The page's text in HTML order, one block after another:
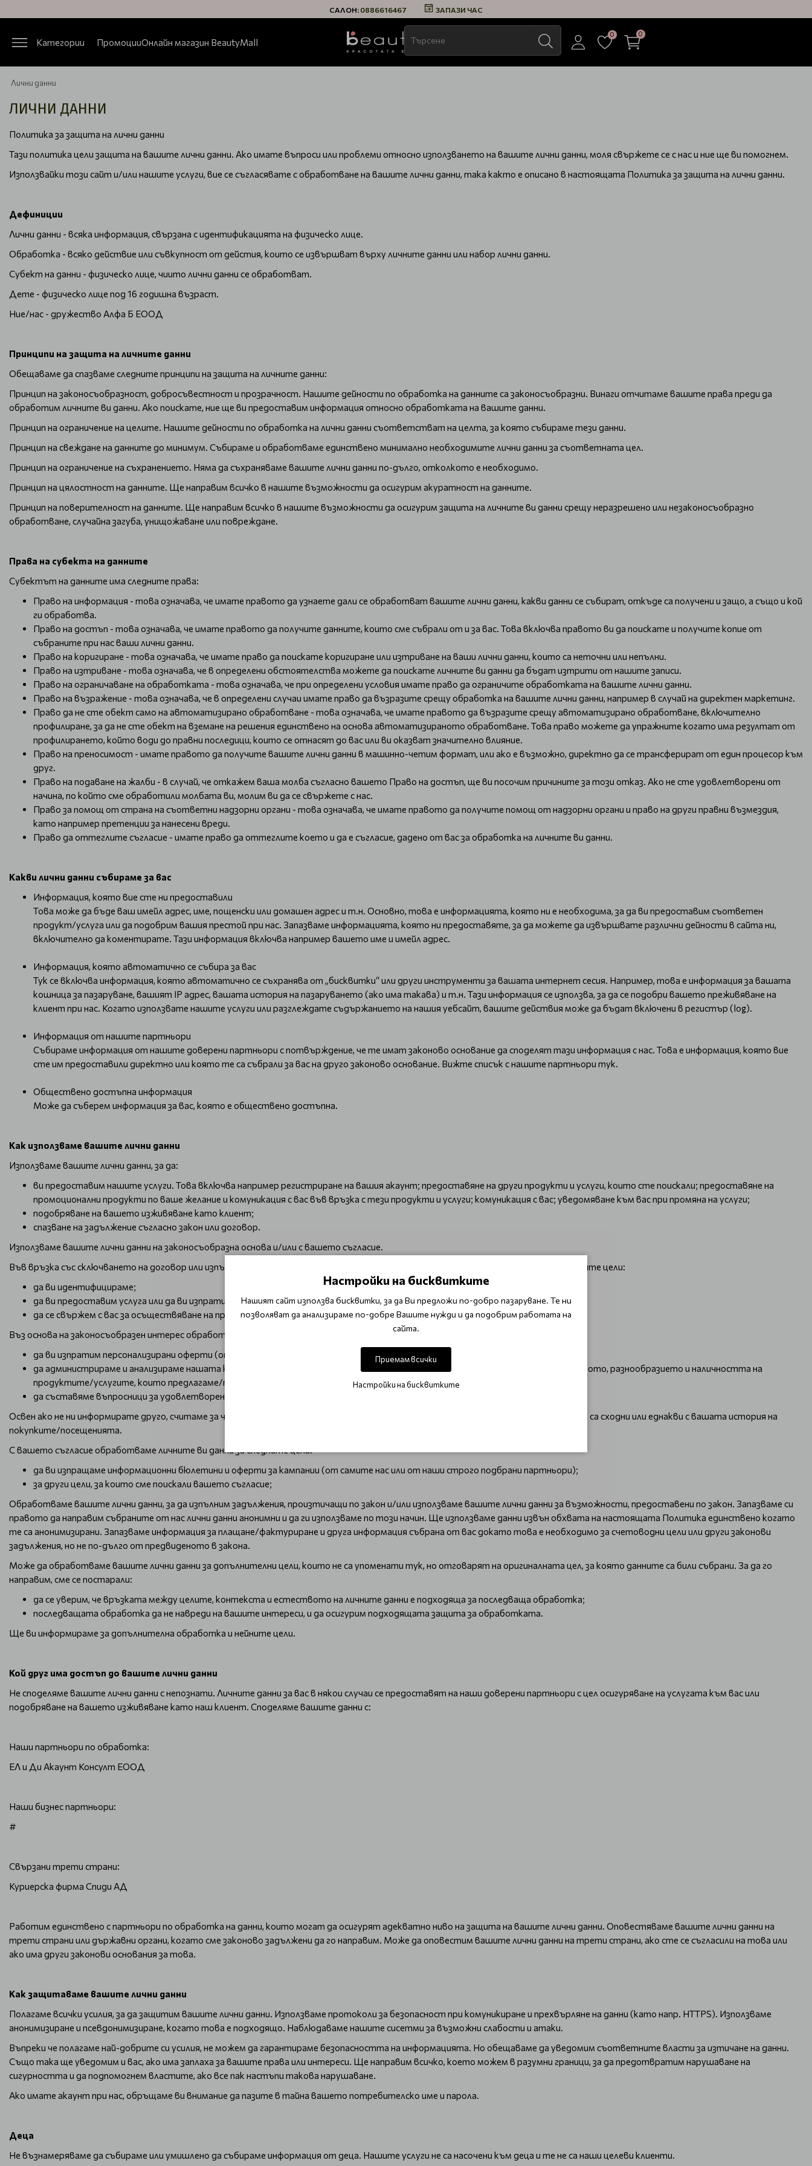
САЛОН: 0886616467 ЗАПАЗИ ЧАС
Категории ПромоцииОнлайн магазин BeautyMall
0 0
Лични данни
ЛИЧНИ ДАННИ
Политика за защита на лични данни
Тази политика цели защита на вашите лични данни. Ако имате въпроси или проблеми относно използването на вашите лични данни, моля свържете се с нас и ние ще ви помогнем.
Използвайки този сайт и/или нашите услуги, вие се съгласявате с обработване на вашите лични данни, така както е описано в настоящата Политика за защита на лични данни.
Дефиниции
Лични данни - всяка информация, свързана с идентификацията на физическо лице.
Обработка - всяко действие или съвкупност от дейстия, които се извършват върху личните данни или набор лични данни.
Субект на данни - физическо лице, чиито лични данни се обработват.
Дете - физическо лице под 16 годишна възраст.
Ние/нас - дружество Алфа Б ЕООД
Принципи на защита на личните данни
Обещаваме да спазваме следните принципи на защита на личните данни:
Принцип на законосъобразност, добросъвестност и прозрачност. Нашите дейности по обработка на данните са законосъобразни. Винаги отчитаме вашите права преди да
обработим личните ви данни. Ако поискате, ние ще ви предоставим информация относно обработката на вашите данни.
Принцип на ограничение на целите. Нашите дейности по обработка на лични данни съответстват на целта, за която събираме тези данни.
Принцип на свеждане на данните до минимум. Събираме и обработваме единствено минимално необходимите лични данни за съответната цел.
Принцип на ограничение на съхранението. Няма да съхраняваме вашите лични данни по-дълго, отколкото е необходимо.
Принцип на цялостност на данните. Ще направим всичко в нашите възможности да осигурим акуратност на данните.
Принцип на поверителност на данните. Ще направим всичко в нашите възможности да осигурим защита на личните ви данни срещу неразрешено или незаконосъобразно
обработване, случайна загуба, унищожаване или повреждане.
Права на субекта на данните
Субектът на данните има следните права:
Право на информация - това означава, че имате правото да узнаете дали се обработват вашите лични данни, какви данни се събират, откъде са получени и защо, а също и кой
ги обработва.
Право на достъп - това означава, че имате правото да получите данните, които сме събрали от и за вас. Това включва правото ви да поискате и получите копие от
събраните при нас ваши лични данни.
Право на коригиране - това означава, че имате право да поискате коригиране или изтриване на ваши лични данни, които са неточни или непълни.
Право на изтриване - това означава, че в определени обстоятелства можете да поискате личните ви данни да бъдат изтрити от нашите записи.
Право на ограничаване на обработката - това означава, че при определени условия имате право да ограничите обработката на вашите лични данни.
Право на възражение - това означава, че в определени случаи имате право да възразите срещу обработка на вашите лични данни, например в случай на директен маркетинг.
Право да не сте обект само на автоматизирано обработване - това означава, че имате правото да възразите срещу автоматизирано обработване, включително
профилиране, за да не сте обект на вземане на решения единствено на основа автоматизираното обработване. Това право можете да упражните когато има резултат от
профилирането, който води до правни последици, които се отнасят до вас или ви оказват значително влияние.
Право на преносимост - имате правото да получите вашите лични данни в машинно-четим формат, или ако е възможно, директно да се трансферират от един процесор към
друг.
Право на подаване на жалби - в случай, че откажем ваша молба съгласно вашето Право на достъп, ще ви посочим причините за този отказ. Ако не сте удовлетворени от
начина, по който сме обработили молбата ви, молим ви да се свържете с нас.
Право за помощ от страна на съответни надзорни органи - това означава, че имате правото да получите помощ от надзорни органи и право на други правни възмездия,
като например претенции за нанесени вреди.
Право да оттеглите съгласие - имате право да оттеглите което и да е съгласие, дадено от вас за обработка на личните ви данни.
Какви лични данни събираме за вас
Информация, която вие сте ни предоставили
Това може да бъде ваш имейл адрес, име, пощенски или домашен адрес и т.н. Основно, това е информацията, която ни е необходима, за да ви предоставим съответен
продукт/услуга или да подобрим вашия престой при нас. Запазваме информацията, която ни предоставяте, за да можете да извършвате различни дейности в сайта ни,
включително да коментирате. Тази информация включва например вашето име и имейл адрес.
Информация, която автоматично се събира за вас
Тук се включва информация, която автоматично се съхранява от „бисквитки“ или други инструменти за вашата интернет сесия. Например, това е информация за вашата
кошница за пазаруване, вашият IP адрес, вашата история на пазаруването (ако има такава) и т.н. Тази информация се използва, за да се подобри вашето преживяване на
клиент при нас. Когато използвате нашите услуги или разглеждате съдържанието на нашия уебсайт, вашите действия може да бъдат включени в регистър (log).
Информация от нашите партньори
Събираме информация от нашите доверени партньори с потвърждение, че те имат законово основание да споделят тази информация с нас. Това е информация, която вие
сте им предоставили директно или която те са събрали за вас на друго законово основание. Вижте списък с нашите партньори тук.
Обществено достъпна информация
Може да съберем информация за вас, която е обществено достъпна.
Как използваме вашите лични данни
Използваме вашите лични данни, за да:
ви предоставим нашите услуги. Това включва например регистриране на вашия акаунт; предоставяне на други продукти и услуги, които сте поискали; предоставяне на
промоционални продукти по ваше желание и комуникация с вас във връзка с тези продукти и услуги; комуникация с вас; уведомяване към вас при промяна на услуги;
подобряване на вашето изживяване като клиент;
спазване на задължение съгласно закон или договор.
Използваме вашите лични данни на законосъобразна основа и/или с вашето съгласие.
Във връзка със сключването на договор или изпълняването на договорни задължения, обработваме вашите лични данни със следните цели:
да ви идентифицираме;
да ви предоставим услуга или да ви изпратим/предложим продукт;
да се свържем с вас за осъществяване на продажба или за извършване на фактуриране;
Въз основа на законосъобразен интерес обработваме вашите лични данни за следните цели:
да ви изпратим персонализирани оферти (от нас и/или от наши строго подбрани партньори);
да администрираме и анализираме нашата клиентска база данни (поведение на пазаруване и история), за да подобрим качеството, разнообразието и наличността на
продуктите/услугите, които предлагаме/предоставяме;
да съставяме въпросници за удовлетвореност на клиентите;
Освен ако не ни информирате друго, считаме за част от нашия законосъобразен интерес да ви предлагаме продукти/услуги, които са сходни или еднакви с вашата история на
покупките/посещенията.
С вашето съгласие обработваме личните ви данни за следните цели:
да ви изпращаме информационни бюлетини и оферти за кампании (от самите нас или от наши строго подбрани партньори);
за други цели, за които сме поискали вашето съгласие;
Обработваме вашите лични данни, за да изпълним задължения, произтичащи по закон и/или използваме вашите лични данни за възможности, предоставени по закон. Запазваме си
правото да направим събраните от нас лични данни анонимни и да ги използваме по този начин. Ще използваме данни извън обхвата на настоящата Политика единствено когато
те са анонимизирани. Запазваме информация за плащане/фактуриране и друга информация събрана от вас докато това е необходимо за счетоводни цели или други законови
задължения, но не по-дълго от предвиденото в закона.
Може да обработваме вашите лични данни за допълнителни цели, които не са упоменати тук, но отговарят на оригиналната цел, за която данните са били събрани. За да го
направим, сме се постарали:
да се уверим, че връзката между целите, контекста и естеството на личните данни е подходяща за последваща обработка;
последващата обработка да не навреди на вашите интереси, и да осигурим подходящата защита за обработката.
Ще ви информираме за допълнителна обработка и нейните цели.
Кой друг има достъп до вашите лични данни
Не споделяме вашите лични данни с непознати. Личните данни за вас в някои случаи се предоставят на наши доверени партньори с цел осигуряване на услугата към вас или
подобряване на вашето изживяване като наш клиент. Споделяме вашите данни с:
Наши партньори по обработка:
ЕЛ и Ди Акаунт Консулт ЕООД
Наши бизнес партньори:
#
Свързани трети страни:
Куриерска фирма Спиди АД
Работим единствено с партньори по обработка на данни, които могат да осигурят адекватно ниво на защита на вашите лични данни. Оповестяваме вашите лични данни на
трети страни или държавни органи, когато сме законово задължени да го направим. Може да оповестим вашите лични данни на трети страни, ако сте се съгласили на това или
ако има други законови основания за това.
Как защитаваме вашите лични данни
Полагаме всички усилия, за да защитим вашите лични данни. Използваме протоколи за безопасност при комуникиране и прехвърляне на данни (като напр. HTTPS). Използваме
анонимизиране и псевдонимизиране, когато това е подходящо. Наблюдаваме нашите сисетми за възможни слабости и атаки.
Въпреки че полагаме най-добрите си усилия, не можем да гарантираме безопасността на информацията. Но обещаваме да уведомим съответните власти за изтичане на данни.
Също така ще уведомим и вас, ако има заплаха за вашите права или интереси. Ще направим всичко, което можем в разумни граници, за да предотвратим нарушаване на
сигурността и да подпомогнем властите, ако все пак настъпи такова нарушаване.
Ако имате акаунт при нас, обръщаме ви внимание да пазите в тайна вашето потребителско име и парола.
Деца
Не възнамеряваме да събираме или умишлено да събираме информация от деца. Нашите услуги не са насочени към деца и те не са наши целеви клиенти.
Настройки на бисквитките
Нашият сайт използва бисквитки, за да Ви предложи по-добро пазаруване. Те ни
позволяват да анализираме по-добре Вашите нужди и да подобрим работата на
сайта.
Приемам всички
Настройки на бисквитките